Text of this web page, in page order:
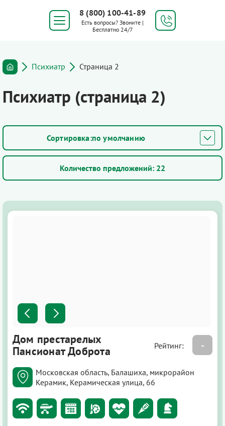
8 (800) 100-41-89
Есть вопросы? Звоните |
Бесплатно 24/7
Психиатр Страница 2
Психиатр (страница 2)
по умолчанию
Количество предложений: 22
Дом престарелых
Пансионат Доброта
Рейтинг: -
Московская область, Балашиха, микрорайон
Керамик, Керамическая улица, 66